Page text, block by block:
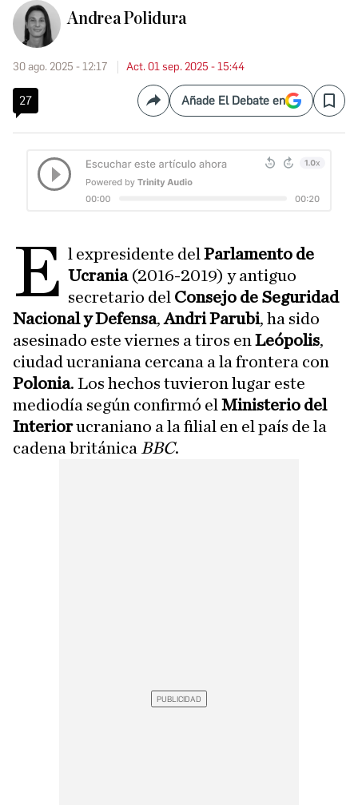
Andrea Polidura
30 ago. 2025 - 12:17 Act. 01 sep. 2025 - 15:44
27 CompartirAñade El Debate en Save
E l expresidente delParlamento de
Ucrania (2016-2019) y antiguo
secretario del Consejo de Seguridad
Nacional y Defensa,Andri Parubi, ha sido
asesinado este viernes a tiros en Leópolis,
ciudad ucraniana cercana a la frontera con
Polonia. Los hechos tuvieron lugar este
mediodía según confirmó el Ministerio del
Interiorucraniano a la filial en el país de la
cadena británica BBC.